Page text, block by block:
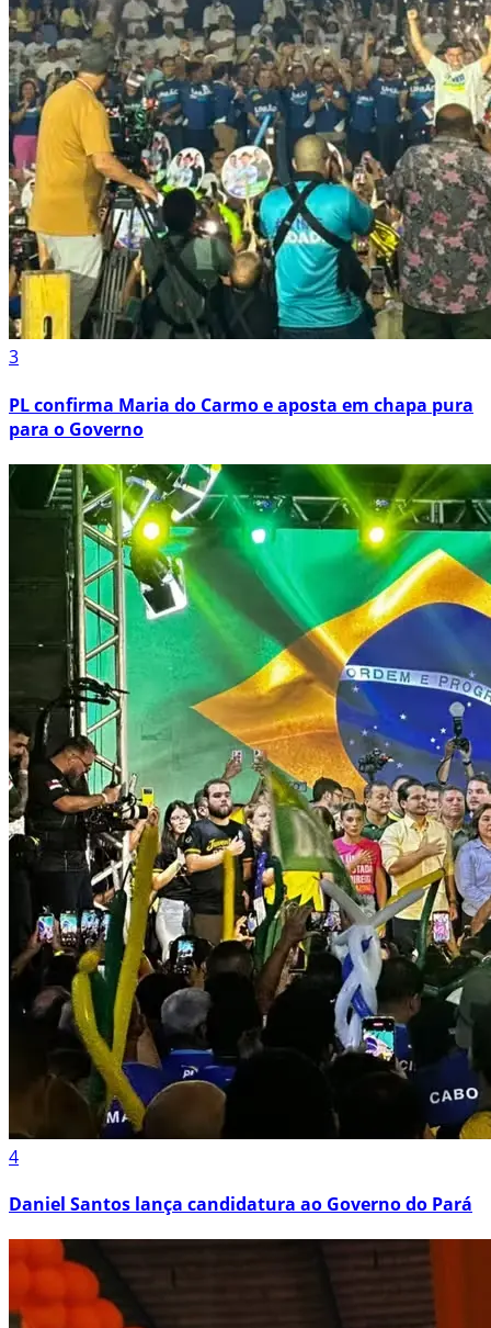
3
PL confirma Maria do Carmo e aposta em chapa pura
para o Governo
4
Daniel Santos lança candidatura ao Governo do Pará